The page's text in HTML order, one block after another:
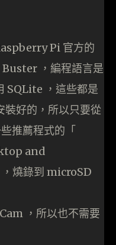
Pi 官方的
，編程語言是
SQLite ，這些都是
好的，所以只要從
推薦程式的「
and
燒錄到 microSD
，所以也不需要